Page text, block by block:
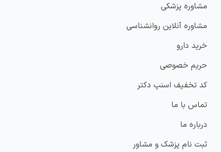
مشاوره پزشکی
مشاوره آنلاین روانشناسی
خرید دارو
حریم خصوصی
کد تخفیف اسنپ دکتر
تماس با ما
درباره ما
ثبت نام پزشک و مشاور